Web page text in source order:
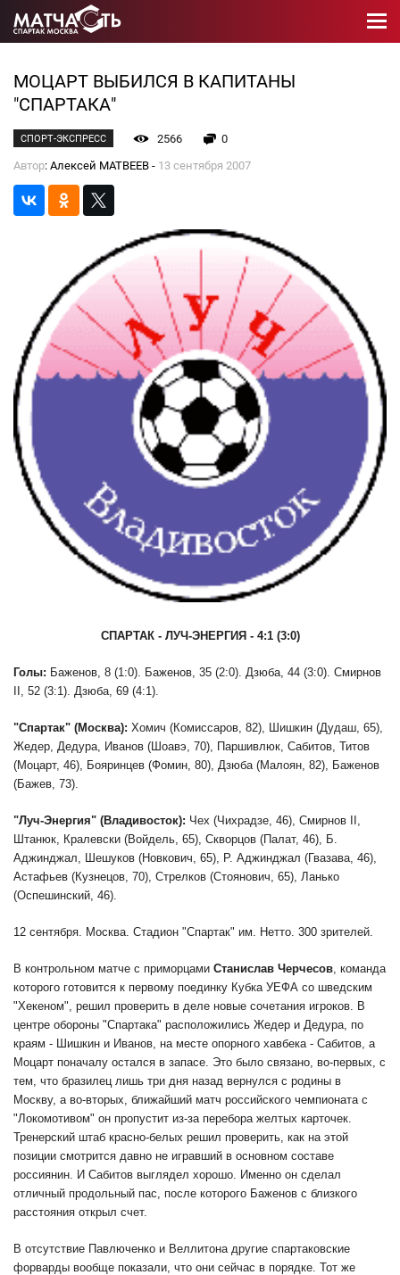
МОЦАРТ ВЫБИЛСЯ В КАПИТАНЫ
"СПАРТАКА"
СПОРТ-ЭКСПРЕСС 2566
0
Автор: Алексей МАТВЕЕВ - 13 сентября 2007
СПАРТАК - ЛУЧ-ЭНЕРГИЯ - 4:1 (3:0)
Голы: Баженов, 8 (1:0). Баженов, 35 (2:0). Дзюба, 44 (3:0). Смирнов
II, 52 (3:1). Дзюба, 69 (4:1).
"Спартак" (Москва): Хомич (Комиссаров, 82), Шишкин (Дудаш, 65),
Жедер, Дедура, Иванов (Шоавэ, 70), Паршивлюк, Сабитов, Титов
(Моцарт, 46), Бояринцев (Фомин, 80), Дзюба (Малоян, 82), Баженов
(Бажев, 73).
"Луч-Энергия" (Владивосток): Чех (Чихрадзе, 46), Смирнов II,
Штанюк, Кралевски (Войдель, 65), Скворцов (Палат, 46), Б.
Аджинджал, Шешуков (Новкович, 65), Р. Аджинджал (Гвазава, 46),
Астафьев (Кузнецов, 70), Стрелков (Стоянович, 65), Ланько
(Оспешинский, 46).
12 сентября. Москва. Стадион "Спартак" им. Нетто. 300 зрителей.
В контрольном матче с приморцами Станислав Черчесов, команда
которого готовится к первому поединку Кубка УЕФА со шведским
"Хекеном", решил проверить в деле новые сочетания игроков. В
центре обороны "Спартака" расположились Жедер и Дедура, по
краям - Шишкин и Иванов, на месте опорного хавбека - Сабитов, а
Моцарт поначалу остался в запасе. Это было связано, во-первых, с
тем, что бразилец лишь три дня назад вернулся с родины в
Москву, а во-вторых, ближайший матч российского чемпионата с
"Локомотивом" он пропустит из-за перебора желтых карточек.
Тренерский штаб красно-белых решил проверить, как на этой
позиции смотрится давно не игравший в основном составе
россиянин. И Сабитов выглядел хорошо. Именно он сделал
отличный продольный пас, после которого Баженов с близкого
расстояния открыл счет.
В отсутствие Павлюченко и Веллитона другие спартаковские
форварды вообще показали, что они сейчас в порядке. Тот же